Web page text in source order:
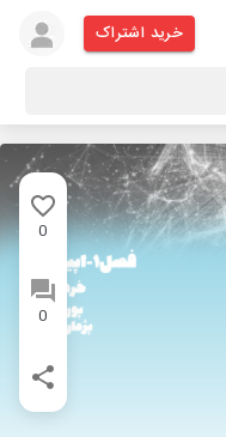
خرید اشتراک
0
0